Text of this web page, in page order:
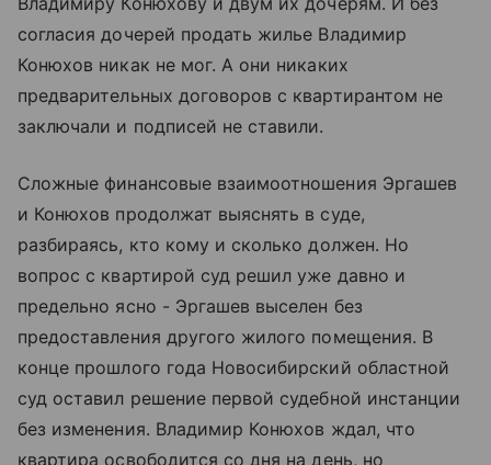
согласия дочерей продать жилье Владимир
Конюхов никак не мог. А они никаких
предварительных договоров с квартирантом не
заключали и подписей не ставили.
Сложные финансовые взаимоотношения Эргашев
и Конюхов продолжат выяснять в суде,
разбираясь, кто кому и сколько должен. Но
вопрос с квартирой суд решил уже давно и
предельно ясно - Эргашев выселен без
предоставления другого жилого помещения. В
конце прошлого года Новосибирский областной
суд оставил решение первой судебной инстанции
без изменения. Владимир Конюхов ждал, что
квартира освободится со дня на день, но